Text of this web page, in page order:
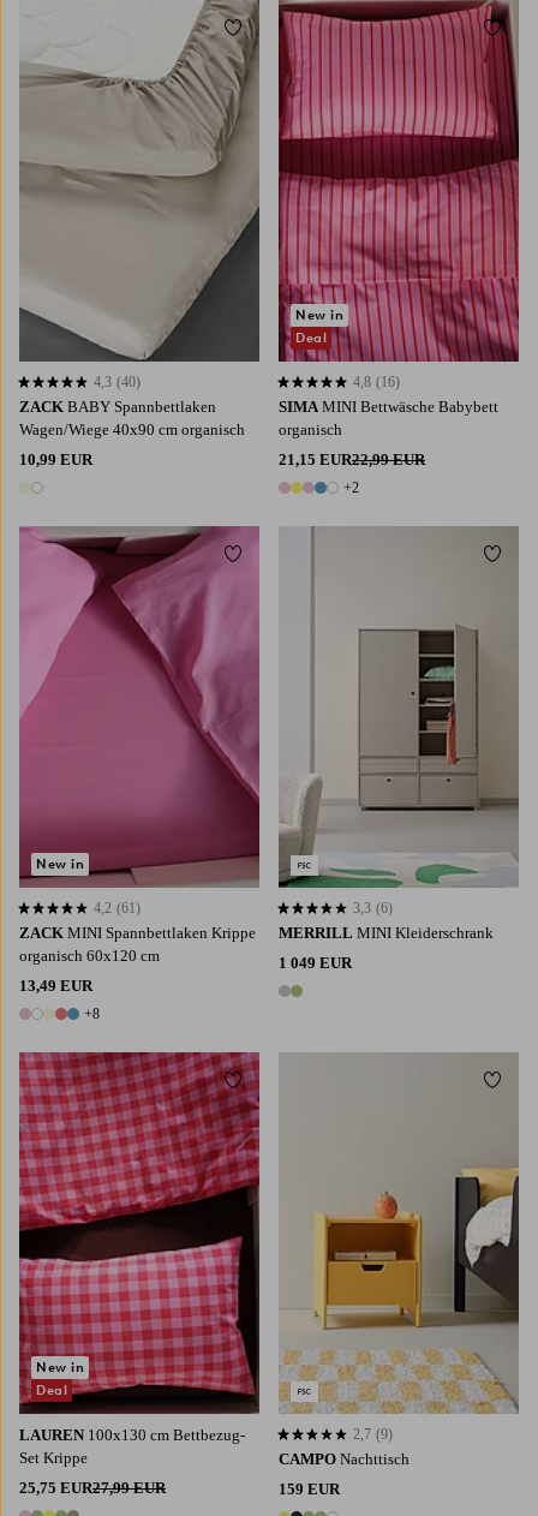
ZACK BABY Spannbettlaken
Wagen/Wiege 40x90 cm organisch
10,99 EUR
2 Farben
4,3 basierend auf 40 Bewertungen
4,3 (40)
Zu Favoriten hinzufügen
SIMA MINI Bettwäsche Babybett
organisch
21,15 EUR22,99 EUR
7 Farben
+2
4,8 basierend auf 16 Bewertungen
4,8 (16)
New in
Deal
Zu
ZACK MINI Spannbettlaken Krippe
organisch 60x120 cm
13,49 EUR
13 Farben
+8
4,2 basierend auf 61 Bewertungen
4,2 (61)
New in
Zu Favoriten hinzufügen
MERRILL MINI Kleiderschrank
1 049 EUR
2 Farben
3,3 basierend auf 6 Bewertungen
3,3 (6)
Zu
LAUREN 100x130 cm Bettbezug-
Set Krippe
25,75 EUR27,99 EUR
New in
Deal
Zu Favoriten hinzufügen
CAMPO Nachttisch
159 EUR
2,7 basierend auf 9 Bewertungen
2,7 (9)
Zu